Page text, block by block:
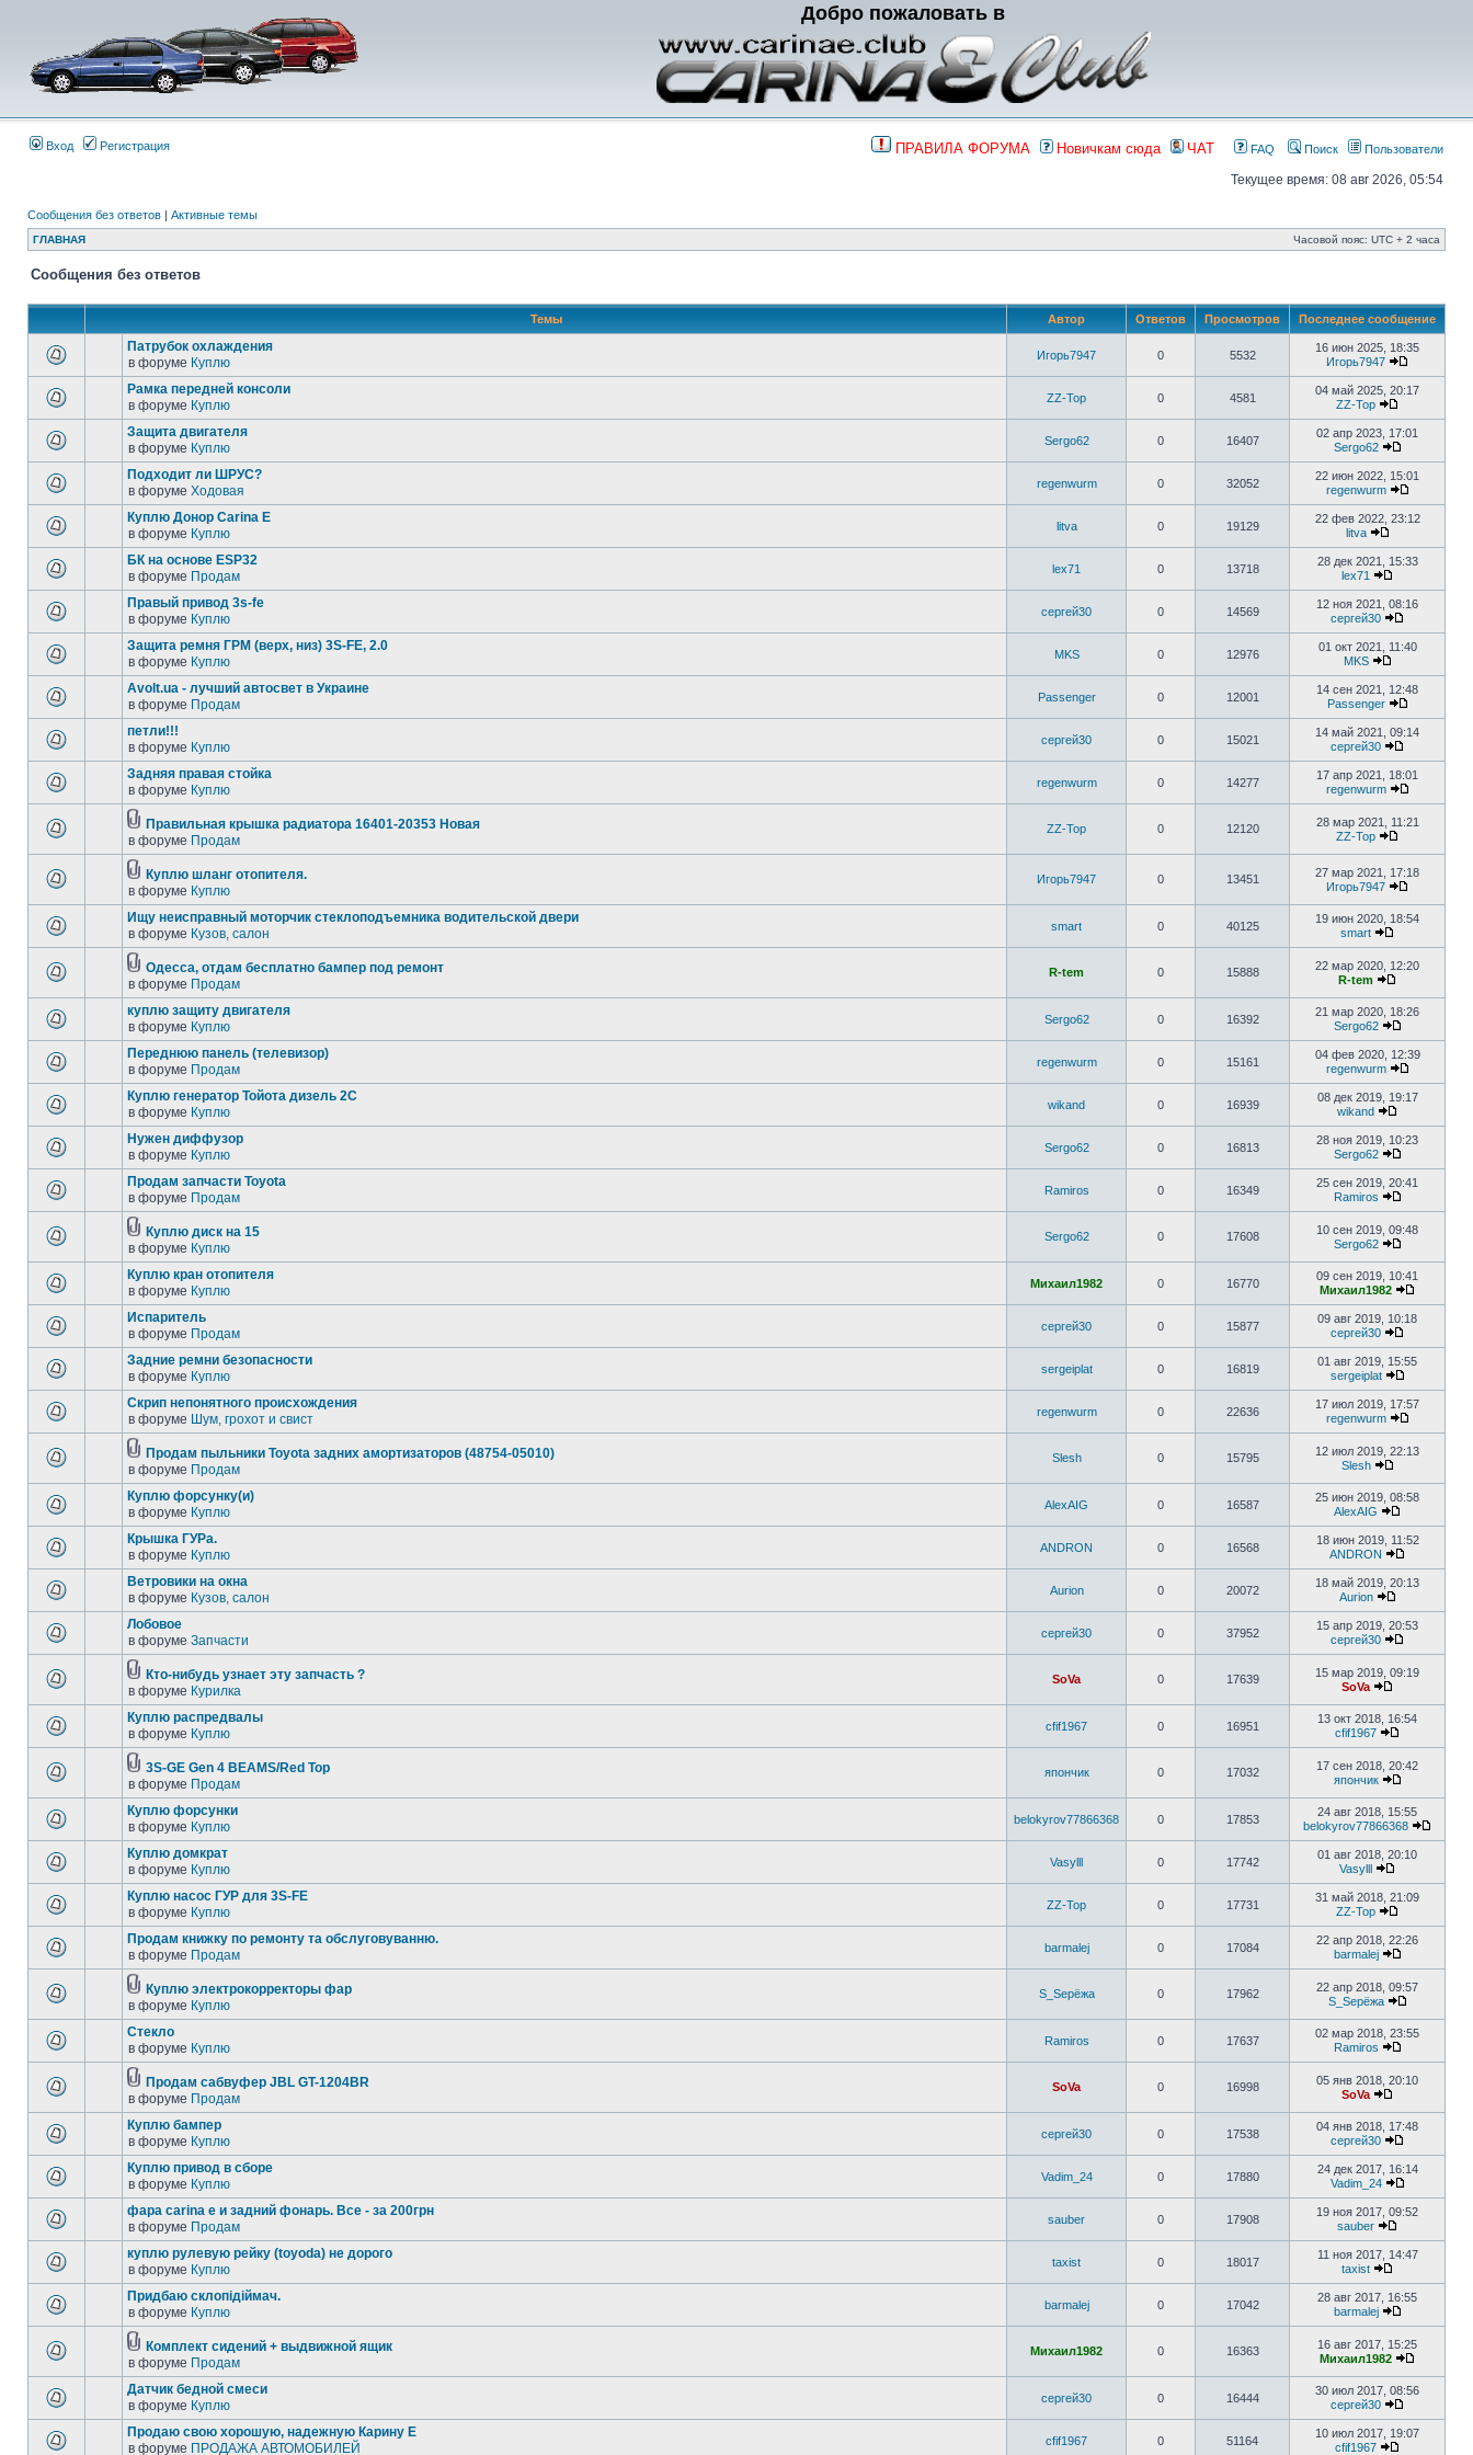
Добро пожаловать в
Вход Регистрация ПРАВИЛА ФОРУМА Новичкам сюда ЧАТ FAQ Поиск Пользователи
Текущее время: 08 авг 2026, 05:54
Сообщения без ответов | Активные темы
ГЛАВНАЯ Часовой пояс: UTC + 2 часа
Сообщения без ответов
Темы Автор Ответов Просмотров Последнее сообщение
Патрубок охлаждения
в форуме Куплю Игорь7947 0 5532
16 июн 2025, 18:35
Игорь7947
Рамка передней консоли
в форуме Куплю ZZ-Top 0 4581
04 май 2025, 20:17
ZZ-Top
Защита двигателя
в форуме Куплю Sergo62 0 16407
02 апр 2023, 17:01
Sergo62
Подходит ли ШРУС?
в форуме Ходовая regenwurm 0 32052
22 июн 2022, 15:01
regenwurm
Куплю Донор Carina E
в форуме Куплю litva 0 19129
22 фев 2022, 23:12
litva
БК на основе ESP32
в форуме Продам lex71 0 13718
28 дек 2021, 15:33
lex71
Правый привод 3s-fe
в форуме Куплю сергей30 0 14569
12 ноя 2021, 08:16
сергей30
Защита ремня ГРМ (верх, низ) 3S-FE, 2.0
в форуме Куплю MKS 0 12976
01 окт 2021, 11:40
MKS
Avolt.ua - лучший автосвет в Украине
в форуме Продам Passenger 0 12001
14 сен 2021, 12:48
Passenger
петли!!!
в форуме Куплю сергей30 0 15021
14 май 2021, 09:14
сергей30
Задняя правая стойка
в форуме Куплю regenwurm 0 14277
17 апр 2021, 18:01
regenwurm
Правильная крышка радиатора 16401-20353 Новая
в форуме Продам
ZZ-Top 0 12120
28 мар 2021, 11:21
ZZ-Top
Куплю шланг отопителя.
в форуме Куплю
Игорь7947 0 13451
27 мар 2021, 17:18
Игорь7947
Ищу неисправный моторчик стеклоподъемника водительской двери
в форуме Кузов, салон smart 0 40125
19 июн 2020, 18:54
smart
Одесса, отдам бесплатно бампер под ремонт
в форуме Продам
R-tem 0 15888
22 мар 2020, 12:20
R-tem
куплю защиту двигателя
в форуме Куплю Sergo62 0 16392
21 мар 2020, 18:26
Sergo62
Переднюю панель (телевизор)
в форуме Продам regenwurm 0 15161
04 фев 2020, 12:39
regenwurm
Куплю генератор Тойота дизель 2С
в форуме Куплю wikand 0 16939
08 дек 2019, 19:17
wikand
Нужен диффузор
в форуме Куплю Sergo62 0 16813
28 ноя 2019, 10:23
Sergo62
Продам запчасти Toyota
в форуме Продам Ramiros 0 16349
25 сен 2019, 20:41
Ramiros
Куплю диск на 15
в форуме Куплю
Sergo62 0 17608
10 сен 2019, 09:48
Sergo62
Куплю кран отопителя
в форуме Куплю Михаил1982 0 16770
09 сен 2019, 10:41
Михаил1982
Испаритель
в форуме Продам сергей30 0 15877
09 авг 2019, 10:18
сергей30
Задние ремни безопасности
в форуме Куплю sergeiplat 0 16819
01 авг 2019, 15:55
sergeiplat
Скрип непонятного происхождения
в форуме Шум, грохот и свист regenwurm 0 22636
17 июл 2019, 17:57
regenwurm
Продам пыльники Toyota задних амортизаторов (48754-05010)
в форуме Продам
Slesh 0 15795
12 июл 2019, 22:13
Slesh
Куплю форсунку(и)
в форуме Куплю AlexAIG 0 16587
25 июн 2019, 08:58
AlexAIG
Крышка ГУРа.
в форуме Куплю ANDRON 0 16568
18 июн 2019, 11:52
ANDRON
Ветровики на окна
в форуме Кузов, салон Aurion 0 20072
18 май 2019, 20:13
Aurion
Лобовое
в форуме Запчасти сергей30 0 37952
15 апр 2019, 20:53
сергей30
Кто-нибудь узнает эту запчасть ?
в форуме Курилка
SoVa 0 17639
15 мар 2019, 09:19
SoVa
Куплю распредвалы
в форуме Куплю cfif1967 0 16951
13 окт 2018, 16:54
cfif1967
3S-GE Gen 4 BEAMS/Red Top
в форуме Продам
япончик 0 17032
17 сен 2018, 20:42
япончик
Куплю форсунки
в форуме Куплю belokyrov77866368 0 17853
24 авг 2018, 15:55
belokyrov77866368
Куплю домкрат
в форуме Куплю Vasylll 0 17742
01 авг 2018, 20:10
Vasylll
Куплю насос ГУР для 3S-FE
в форуме Куплю ZZ-Top 0 17731
31 май 2018, 21:09
ZZ-Top
Продам книжку по ремонту та обслуговуванню.
в форуме Продам barmalej 0 17084
22 апр 2018, 22:26
barmalej
Куплю электрокорректоры фар
в форуме Куплю
S_Sерёжа 0 17962
22 апр 2018, 09:57
S_Sерёжа
Стекло
в форуме Куплю Ramiros 0 17637
02 мар 2018, 23:55
Ramiros
Продам сабвуфер JBL GT-1204BR
в форуме Продам
SoVa 0 16998
05 янв 2018, 20:10
SoVa
Куплю бампер
в форуме Куплю сергей30 0 17538
04 янв 2018, 17:48
сергей30
Куплю привод в сборе
в форуме Куплю Vadim_24 0 17880
24 дек 2017, 16:14
Vadim_24
фара carina e и задний фонарь. Все - за 200грн
в форуме Продам sauber 0 17908
19 ноя 2017, 09:52
sauber
куплю рулевую рейку (toyoda) не дорого
в форуме Куплю taxist 0 18017
11 ноя 2017, 14:47
taxist
Придбаю склопідіймач.
в форуме Куплю barmalej 0 17042
28 авг 2017, 16:55
barmalej
Комплект сидений + выдвижной ящик
в форуме Продам
Михаил1982 0 16363
16 авг 2017, 15:25
Михаил1982
Датчик бедной смеси
в форуме Куплю сергей30 0 16444
30 июл 2017, 08:56
сергей30
Продаю свою хорошую, надежную Карину Е
в форуме ПРОДАЖА АВТОМОБИЛЕЙ cfif1967 0 51164
10 июл 2017, 19:07
cfif1967